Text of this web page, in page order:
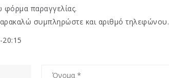
φόρμα παραγγελίας.
συμπληρώστε και αριθμό τηλεφώνου.
20:15